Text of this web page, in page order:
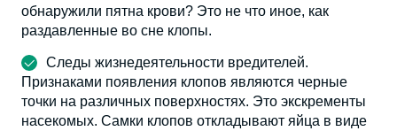
обнаружили пятна крови? Это не что иное, как
раздавленные во сне клопы.
Следы жизнедеятельности вредителей.
Признаками появления клопов являются черные
точки на различных поверхностях. Это экскременты
насекомых. Самки клопов откладывают яйца в виде